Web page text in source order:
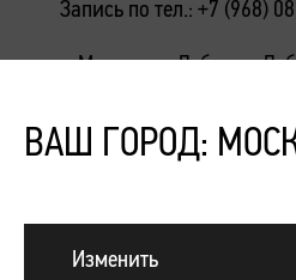
Запись по тел.: +7 (968)
г. Москва, м. Лубянка,
ВАШ ГОРОД:
Изменить